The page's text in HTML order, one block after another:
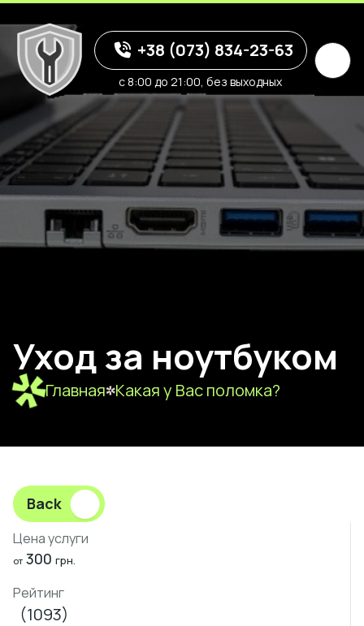
+38 (073) 834-23-63
с 8:00 до 21:00, без выходных
Уход за ноутбуком
Главная Какая у Вас поломка?
Back
Цена услуги
от 300 грн.
Рейтинг
(1093)